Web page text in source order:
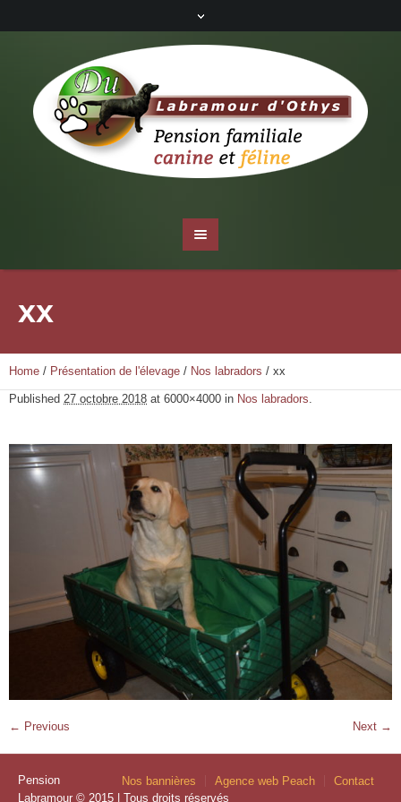
xx
Home / Présentation de l'élevage / Nos labradors / xx
Published 27 octobre 2018 at 6000×4000 in Nos labradors.
← Previous Next →
Nos bannières Agence web Peach Contact
Pension
Labramour © 2015 | Tous droits réservés